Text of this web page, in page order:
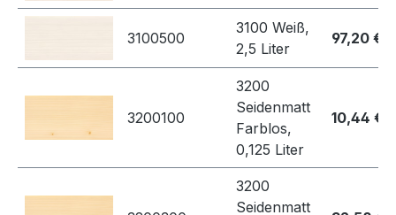
3100500
3100 Weiß,
2,5 Liter
97,20 €
3200100
3200
Seidenmatt
Farblos,
0,125 Liter
10,44 €
3200
Seidenmatt